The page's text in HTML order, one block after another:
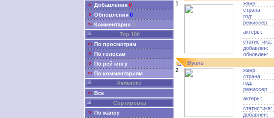
Добавления 0
Обновления 0
Комментарии 0
Top 100
По просмотрам
По голосам
По рейтингу
По комментариям
Каталоги
Все
Сортировка
По жанру
1
жанр:
страна:
год:
режиссер:
актеры:
статистика:
добавлен:
обновлен:
Вуаль
2
жанр:
страна:
год:
режиссер:
актеры:
статистика:
добавлен: